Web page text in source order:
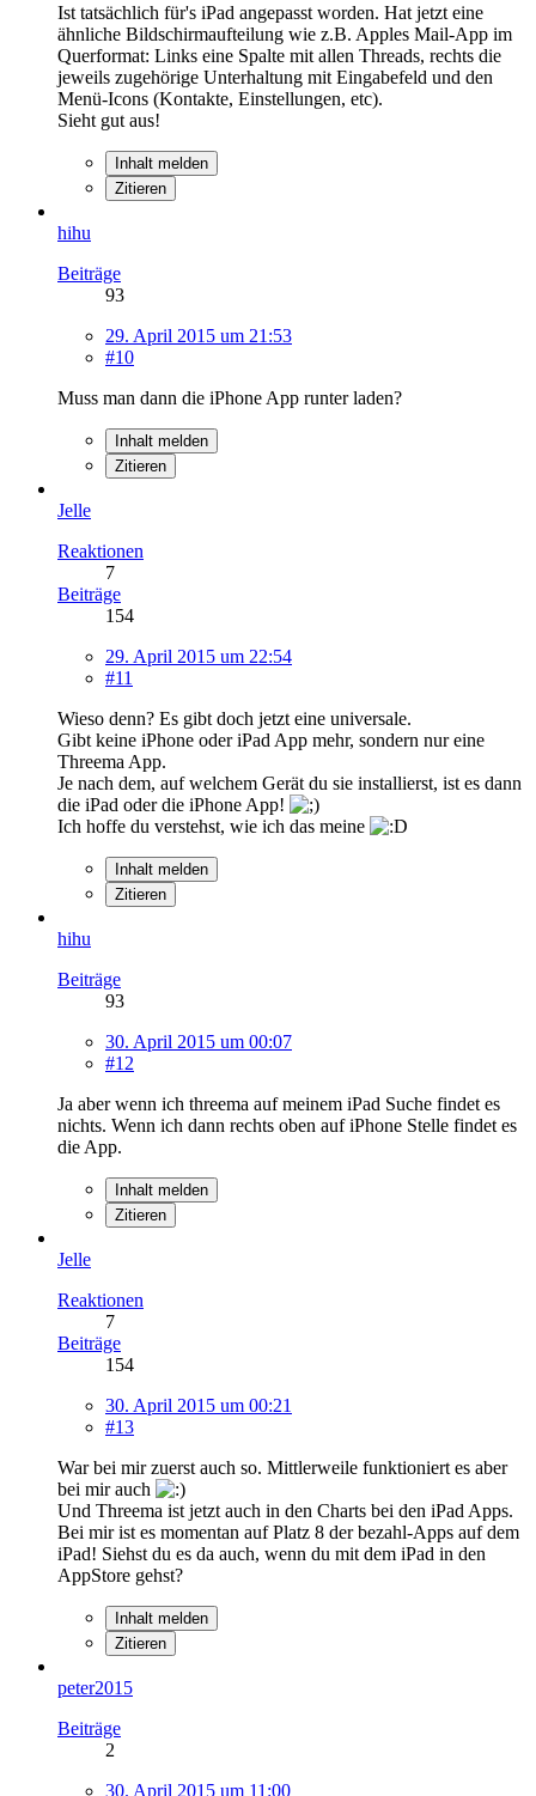
Ist tatsächlich für's iPad angepasst worden. Hat jetzt eine
ähnliche Bildschirmaufteilung wie z.B. Apples Mail-App im
Querformat: Links eine Spalte mit allen Threads, rechts die
jeweils zugehörige Unterhaltung mit Eingabefeld und den
Menü-Icons (Kontakte, Einstellungen, etc).
Sieht gut aus!
Inhalt melden
Zitieren
hihu
Beiträge
93
29. April 2015 um 21:53
#10
Muss man dann die iPhone App runter laden?
Inhalt melden
Zitieren
Jelle
Reaktionen
7
Beiträge
154
29. April 2015 um 22:54
#11
Wieso denn? Es gibt doch jetzt eine universale.
Gibt keine iPhone oder iPad App mehr, sondern nur eine
Threema App.
Je nach dem, auf welchem Gerät du sie installierst, ist es dann
die iPad oder die iPhone App!
Ich hoffe du verstehst, wie ich das meine
Inhalt melden
Zitieren
hihu
Beiträge
93
30. April 2015 um 00:07
#12
Ja aber wenn ich threema auf meinem iPad Suche findet es
nichts. Wenn ich dann rechts oben auf iPhone Stelle findet es
die App.
Inhalt melden
Zitieren
Jelle
Reaktionen
7
Beiträge
154
30. April 2015 um 00:21
#13
War bei mir zuerst auch so. Mittlerweile funktioniert es aber
bei mir auch
Und Threema ist jetzt auch in den Charts bei den iPad Apps.
Bei mir ist es momentan auf Platz 8 der bezahl-Apps auf dem
iPad! Siehst du es da auch, wenn du mit dem iPad in den
AppStore gehst?
Inhalt melden
Zitieren
peter2015
Beiträge
2
30. April 2015 um 11:00